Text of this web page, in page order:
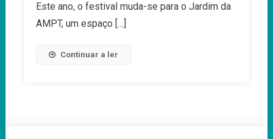
E
Cultura
Este ano, o festival muda-se para o Jardim da
AMPT, um espaço […]
Continuar a ler